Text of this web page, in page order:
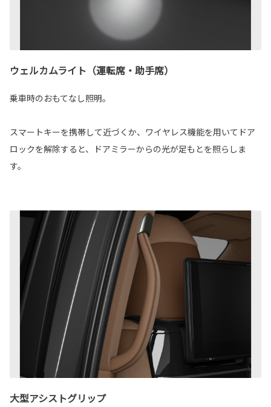
ウェルカムライト（運転席・助手席）
乗車時のおもてなし照明。
スマートキーを携帯して近づくか、ワイヤレス機能を用いてドア
ロックを解除すると、ドアミラーからの光が足もとを照らしま
す。
大型アシストグリップ